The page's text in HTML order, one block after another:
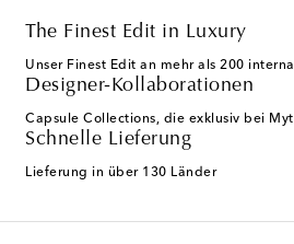
The Finest Edit in Luxury
Unser Finest Edit an mehr als 200
Designer-Kollaborationen
Capsule Collections, die exklusiv bei
Schnelle Lieferung
Lieferung in über 130 Länder